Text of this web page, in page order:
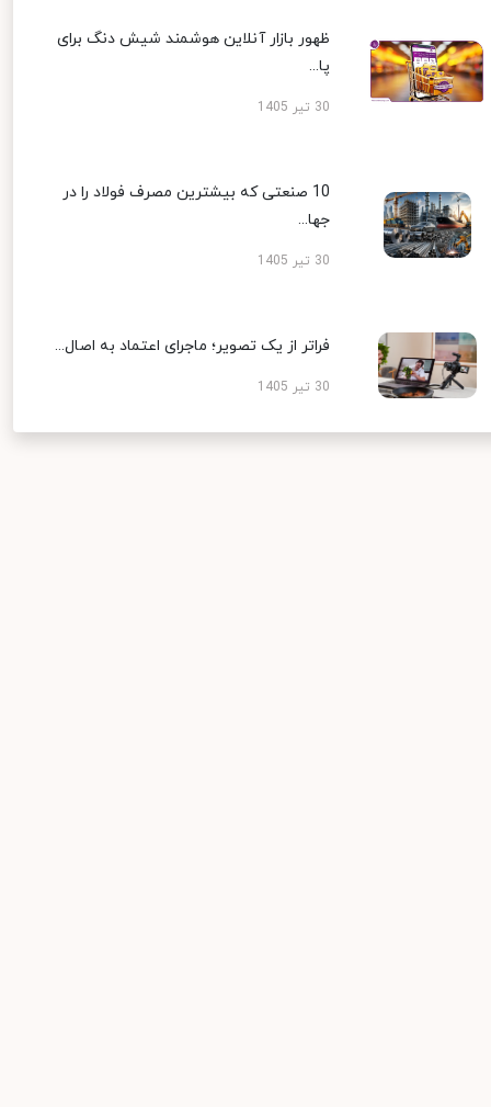
ظهور بازار آنلاین هوشمند شیش دنگ برای
پا...
30 تیر 1405
10 صنعتی که بیشترین مصرف فولاد را در
جها...
30 تیر 1405
فراتر از یک تصویر؛ ماجرای اعتماد به اصال...
30 تیر 1405